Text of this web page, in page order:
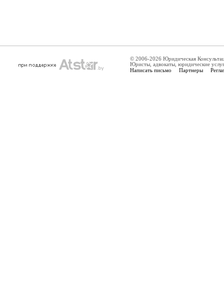
© 2006-2026 Юридическая
Юристы, адвокаты, юридические
Написать письмо Партнеры